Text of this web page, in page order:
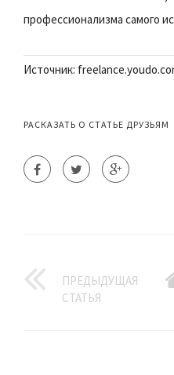
профессионализма самого
Источник:
РАСКАЗАТЬ О СТАТЬЕ ДРУЗЬЯМ
ПРЕДЫДУЩАЯ
СТАТЬЯ